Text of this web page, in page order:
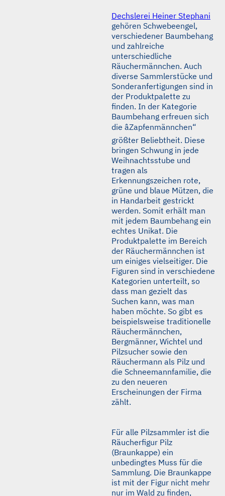
Dechslerei Heiner Stephani
gehören Schwebeengel,
verschiedener Baumbehang
und zahlreiche
unterschiedliche
Räuchermännchen. Auch
diverse Sammlerstücke und
Sonderanfertigungen sind in
der Produktpalette zu
finden. In der Kategorie
Baumbehang erfreuen sich
die âZapfenmännchen“
größter Beliebtheit. Diese
bringen Schwung in jede
Weihnachtsstube und
tragen als
Erkennungszeichen rote,
grüne und blaue Mützen, die
in Handarbeit gestrickt
werden. Somit erhält man
mit jedem Baumbehang ein
echtes Unikat. Die
Produktpalette im Bereich
der Räuchermännchen ist
um einiges vielseitiger. Die
Figuren sind in verschiedene
Kategorien unterteilt, so
dass man gezielt das
Suchen kann, was man
haben möchte. So gibt es
beispielsweise traditionelle
Räuchermännchen,
Bergmänner, Wichtel und
Pilzsucher sowie den
Räuchermann als Pilz und
die Schneemannfamilie, die
zu den neueren
Erscheinungen der Firma
zählt.
Für alle Pilzsammler ist die
Räucherfigur Pilz
(Braunkappe) ein
unbedingtes Muss für die
Sammlung. Die Braunkappe
ist mit der Figur nicht mehr
nur im Wald zu finden,